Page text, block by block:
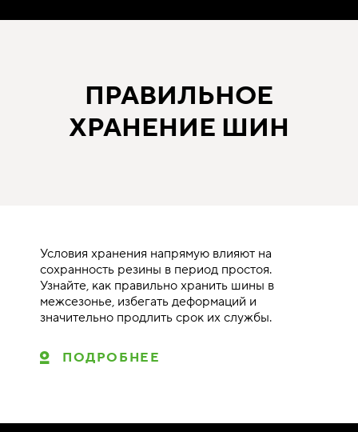
ПРАВИЛЬНОЕ
ХРАНЕНИЕ ШИН
Условия хранения напрямую влияют на
сохранность резины в период простоя.
Узнайте, как правильно хранить шины в
межсезонье, избегать деформаций и
значительно продлить срок их службы.
ПОДРОБНЕЕ